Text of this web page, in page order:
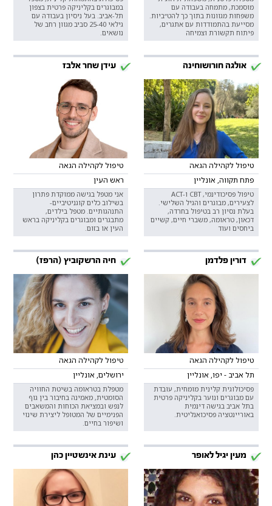
מוסמכת, מתמחה בעבודה עם
משפחות מגוונות בתוך כך להט״ביות.
מסייעת בהתמודדות עם אתגרים,
פיתוח תקשורת וצמיחה
במבוגרים בקליניקה פרטית בצפון
תל-אביב. בעל ניסיון בעבודה עם
גילאי 25-40 סביב מגוון רחב של
נושאים.
אולגה חורושוחינה
טיפול לקהילה הגאה
פתח תקווה, אונליין
טיפול פסיכודינמי, CBT ו-ACT
לצעירים, מבוגרים והגיל השלישי.
בעלת נסיון רב בטיפול בחרדה,
דכאון, טראומה, משברי חיים, קשיים
ביחסים ועוד
עידן שחר אלבז
טיפול לקהילה הגאה
ראש העין
אני מטפל בגישה ממוקדת פתרון
בשילוב כלים קוגניטיביים-
התנהגותיים. מטפל בילדים,
מתבגרים ומבוגרים בקליניקה בראש
העין או בזום.
דורין פלדמן
טיפול לקהילה הגאה
תל אביב - יפו, אונליין
פסיכולוגית קלינית מומחית, עובדת
עם מבוגרים ונוער בקליניקה פרטית
בתל אביב בגישה דינמית
באוריינטציה פסיכואנליטית.
חיה הרשקוביץ (הרפז)
טיפול לקהילה הגאה
ירושלים, אונליין
מטפלת בטראומה בשיטת החוויה
הסומטית, מאמינה בחיבור בין גוף
לנפש ובמציאת הכוחות והמשאבים
הפנימיים של המטופל ליצירת שינוי
ושיפור בחיים.
מעין יגיל לאופר עינת אינשטיין כהן